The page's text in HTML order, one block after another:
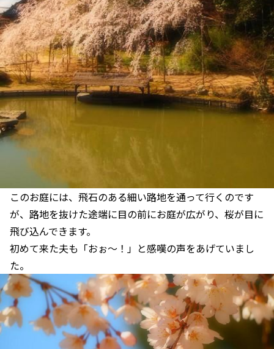
このお庭には、飛石のある細い路地を通って行くのです
が、路地を抜けた途端に目の前にお庭が広がり、桜が目に
飛び込んできます。
初めて来た夫も「おぉ～！」と感嘆の声をあげていまし
た。